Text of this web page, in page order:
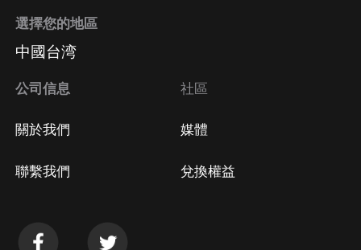
選擇您的地區
中國台湾
公司信息
關於我們
聯繫我們
社區
媒體
兌換權益